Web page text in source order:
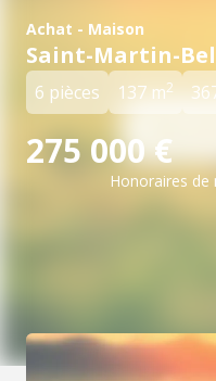
Achat - Maison
Saint-Martin-
6 pièces 137 m2
275 000 €
Honoraires de